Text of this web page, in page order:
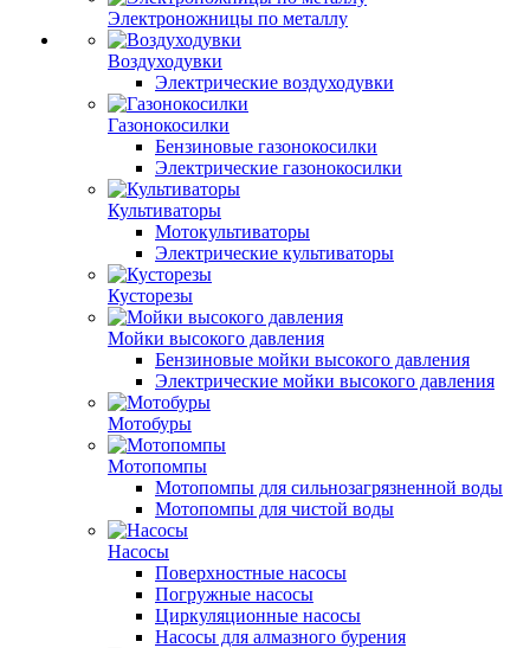
Электроножницы по металлу
Воздуходувки
Электрические воздуходувки
Газонокосилки
Бензиновые газонокосилки
Электрические газонокосилки
Культиваторы
Мотокультиваторы
Электрические культиваторы
Кусторезы
Мойки высокого давления
Бензиновые мойки высокого давления
Электрические мойки высокого давления
Мотобуры
Мотопомпы
Мотопомпы для сильнозагрязненной воды
Мотопомпы для чистой воды
Насосы
Поверхностные насосы
Погружные насосы
Циркуляционные насосы
Насосы для алмазного бурения